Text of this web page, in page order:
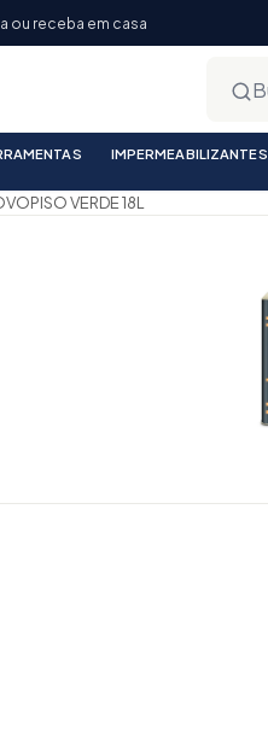
ou receba em casa
IMPERMEABILIZANTES
VERDE 18L